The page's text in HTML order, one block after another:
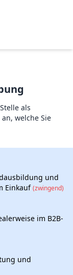
als
welche Sie
und
Einkauf(zwingend)
im B2B-
und